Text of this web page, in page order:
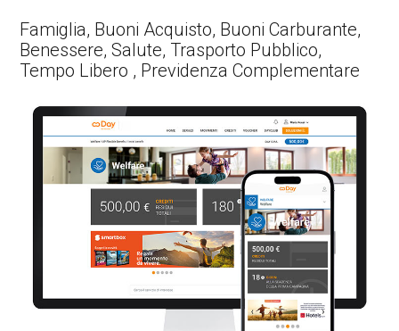
Famiglia, Buoni Acquisto, Buoni Carburante,
Benessere, Salute, Trasporto Pubblico,
Tempo Libero , Previdenza Complementare